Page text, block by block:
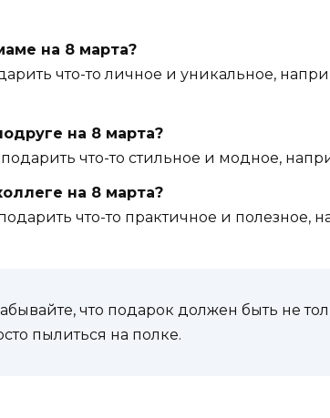
на 8 марта?
что-то личное и уникальное,
на 8 марта?
что-то стильное и модное,
на 8 марта?
что-то практичное и полезное,
что подарок должен быть не
пылиться на полке.